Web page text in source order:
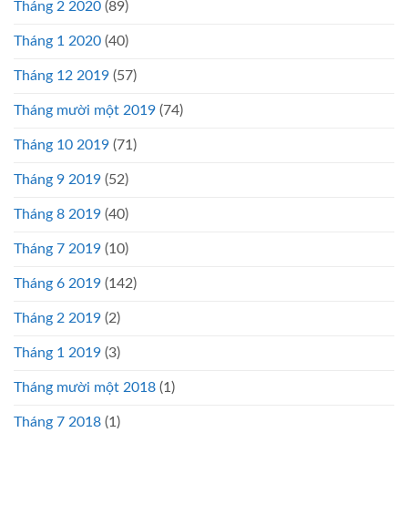
Tháng 2 2020 (89)
Tháng 1 2020 (40)
Tháng 12 2019 (57)
Tháng mười một 2019 (74)
Tháng 10 2019 (71)
Tháng 9 2019 (52)
Tháng 8 2019 (40)
Tháng 7 2019 (10)
Tháng 6 2019 (142)
Tháng 2 2019 (2)
Tháng 1 2019 (3)
Tháng mười một 2018 (1)
Tháng 7 2018 (1)